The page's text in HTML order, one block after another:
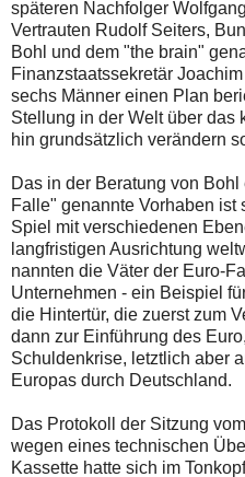
späteren Nachfolger
Vertrauten Rudolf Seiters,
Bohl und dem "the brain"
Finanzstaatssekretär
sechs Männer einen Plan
Stellung in der Welt über das
hin grundsätzlich verändern
Das in der Beratung von
Falle" genannte Vorhaben ist
Spiel mit verschiedenen
langfristigen Ausrichtung
nannten die Väter der Euro-
Unternehmen - ein Beispiel
die Hintertür, die zuerst zum
dann zur Einführung des
Schuldenkrise, letztlich aber
Europas durch Deutschland.
Das Protokoll der Sitzung
wegen eines technischen
Kassette hatte sich im